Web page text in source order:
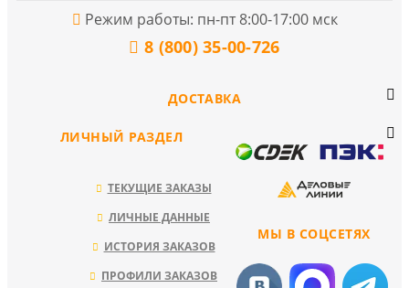
Режим работы: пн-пт 8:00-17:00 мск
8 (800) 35-00-726
ДОСТАВКА
МЫ В СОЦСЕТЯХ
ЛИЧНЫЙ РАЗДЕЛ
ТЕКУЩИЕ ЗАКАЗЫ
ЛИЧНЫЕ ДАННЫЕ
ИСТОРИЯ ЗАКАЗОВ
ПРОФИЛИ ЗАКАЗОВ